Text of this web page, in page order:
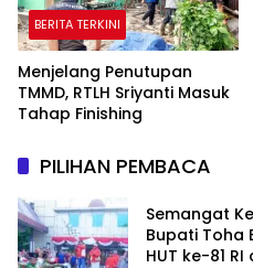
BERITA TERKINI
Menjelang Penutupan
TMMD, RTLH Sriyanti Masuk
Tahap Finishing
PILIHAN PEMBACA
Semangat
Bupati Toha
HUT ke-81 RI